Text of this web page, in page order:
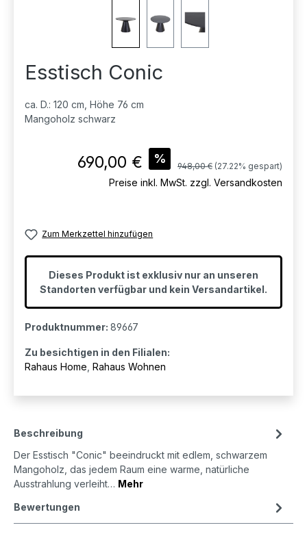
Esstisch Conic
ca. D.: 120 cm, Höhe 76 cm
Mangoholz schwarz
Verkaufspreis:
690,00 € % Regulärer Preis:
948,00 € (27.22% gespart)
Preise inkl. MwSt. zzgl. Versandkosten
Zum Merkzettel hinzufügen
Dieses Produkt ist exklusiv nur an unseren
Standorten verfügbar und kein Versandartikel.
Produktnummer: 89667
Zu besichtigen in den Filialen:
Rahaus Home Rahaus Wohnen
Beschreibung
Der Esstisch "Conic" beeindruckt mit edlem, schwarzem
Mangoholz, das jedem Raum eine warme, natürliche
Ausstrahlung verleiht… Mehr
Bewertungen